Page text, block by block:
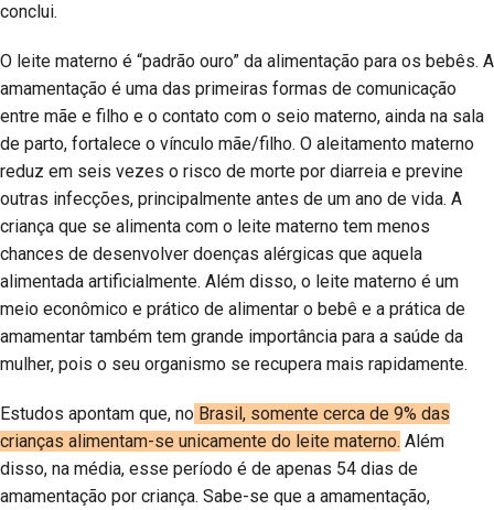
conclui.
O leite materno é “padrão ouro” da alimentação para os bebês. A
amamentação é uma das primeiras formas de comunicação
entre mãe e filho e o contato com o seio materno, ainda na sala
de parto, fortalece o vínculo mãe/filho. O aleitamento materno
reduz em seis vezes o risco de morte por diarreia e previne
outras infecções, principalmente antes de um ano de vida. A
criança que se alimenta com o leite materno tem menos
chances de desenvolver doenças alérgicas que aquela
alimentada artificialmente. Além disso, o leite materno é um
meio econômico e prático de alimentar o bebê e a prática de
amamentar também tem grande importância para a saúde da
mulher, pois o seu organismo se recupera mais rapidamente.
Estudos apontam que, no Brasil, somente cerca de 9% das
crianças alimentam-se unicamente do leite materno. Além
disso, na média, esse período é de apenas 54 dias de
amamentação por criança. Sabe-se que a amamentação,